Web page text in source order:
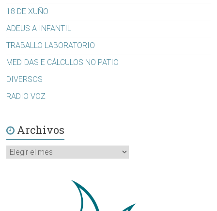
18 DE XUÑO
ADEUS A INFANTIL
TRABALLO LABORATORIO
MEDIDAS E CÁLCULOS NO PATIO
DIVERSOS
RADIO VOZ
Archivos
Archivos